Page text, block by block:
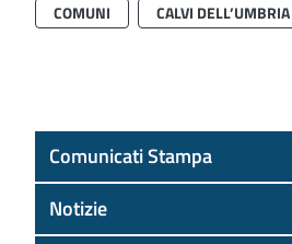
COMUNI CALVI DELL’UMBRIA
Comunicati Stampa
Notizie